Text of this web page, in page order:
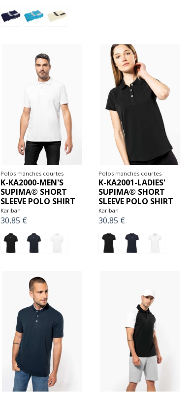
Polos manches courtes
K-KA2000-MEN'S
SUPIMA® SHORT
SLEEVE POLO SHIRT
Kariban
30,85 €
Polos manches courtes
K-KA2001-LADIES'
SUPIMA® SHORT
SLEEVE POLO SHIRT
Kariban
30,85 €